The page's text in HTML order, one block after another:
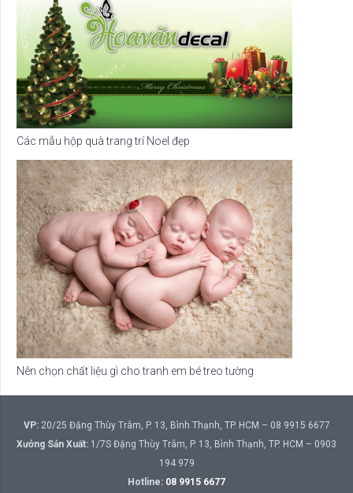
Các mẫu hộp quà trang trí Noel đẹp
Nên chọn chất liệu gì cho tranh em bé treo tường
VP:20/25 Đặng Thùy Trâm, P. 13, Bình Thạnh, TP. HCM – 08 9915 6677
Xưởng Sản Xuất: 1/7S Đặng Thùy Trâm, P. 13, Bình Thạnh, TP. HCM – 0903
194 979
Hotline: 08 9915 6677